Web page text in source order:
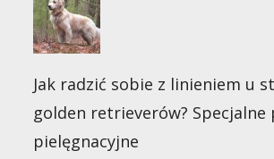
Jak radzić sobie z linieniem u
golden retrieverów?
pielęgnacyjne